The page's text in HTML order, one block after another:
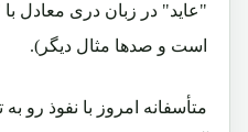
"عاید" در زبان دری معادل
است و صدها مثال دیگر).
متأسفانه امروز با نفوذ رو